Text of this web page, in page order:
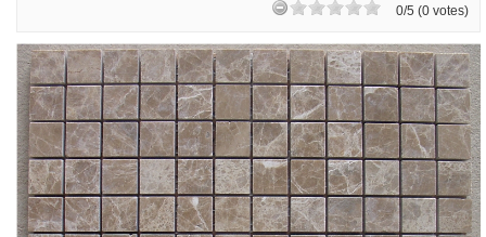
0/5 (0 votes)